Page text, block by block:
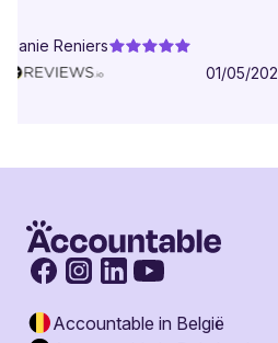
Reniers
01/05/2026
Accountable in België